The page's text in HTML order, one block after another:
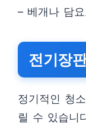
– 베개나 담
전기장
정기적인 청
릴 수 있습니